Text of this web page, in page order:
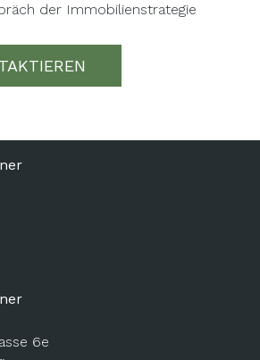
der Immobilienstrategie
6e